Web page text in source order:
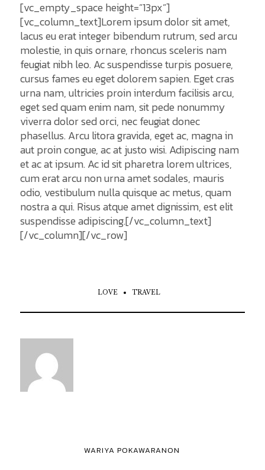
[vc_empty_space height=”13px”]
[vc_column_text]Lorem ipsum dolor sit amet,
lacus eu erat integer bibendum rutrum, sed arcu
molestie, in quis ornare, rhoncus sceleris nam
feugiat nibh leo. Ac suspendisse turpis posuere,
cursus fames eu eget dolorem sapien. Eget cras
urna nam, ultricies proin interdum facilisis arcu,
eget sed quam enim nam, sit pede nonummy
viverra dolor sed orci, nec feugiat donec
phasellus. Arcu litora gravida, eget ac, magna in
aut proin congue, ac at justo wisi. Adipiscing nam
et ac at ipsum. Ac id sit pharetra lorem ultrices,
cum erat arcu non urna amet sodales, mauris
odio, vestibulum nulla quisque ac metus, quam
nostra a qui. Risus atque amet dignissim, est elit
suspendisse adipiscing.[/vc_column_text]
[/vc_column][/vc_row]
LOVE TRAVEL
WARIYA POKAWARANON